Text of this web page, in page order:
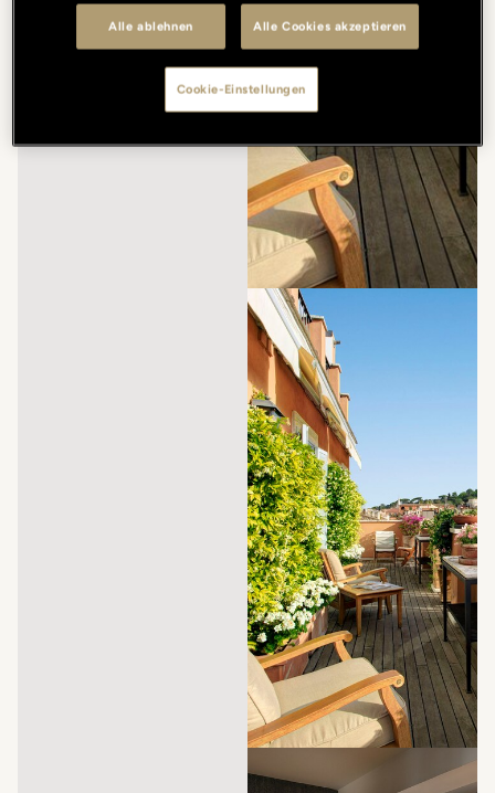
Alle ablehnen Alle Cookies akzeptieren
Cookie-Einstellungen